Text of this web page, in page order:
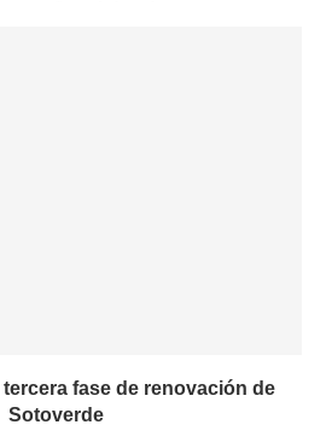
fase de renovación de
Sotoverde